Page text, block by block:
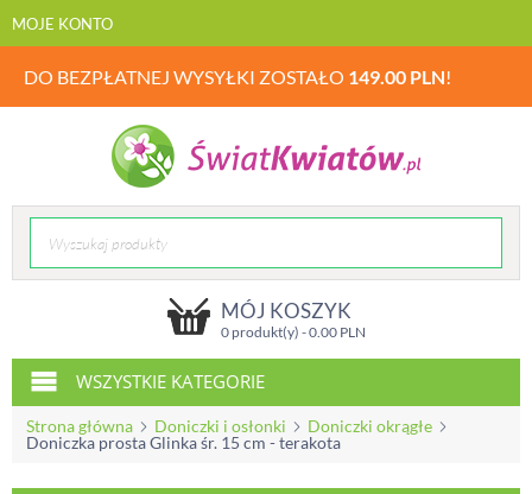
MOJE KONTO
DO BEZPŁATNEJ WYSYŁKI ZOSTAŁO 149.00 PLN!
MÓJ KOSZYK
0 produkt(y) -0.00PLN
WSZYSTKIE KATEGORIE
Strona główna Doniczki i osłonki
Doniczki okrągłe
Doniczka prosta Glinka śr. 15 cm - terakota